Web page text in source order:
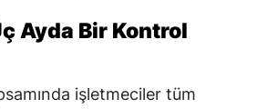
Ayda Bir Kontrol
işletmeciler tüm